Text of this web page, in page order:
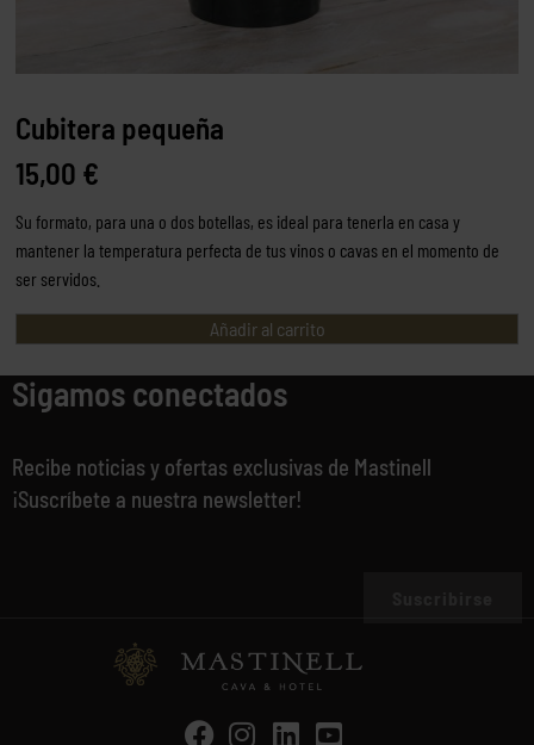
Cubitera pequeña
15,00 €
Su formato, para una o dos botellas, es ideal para tenerla en casa y
mantener la temperatura perfecta de tus vinos o cavas en el momento de
ser servidos.
Añadir al carrito
Sigamos conectados
Recibe noticias y ofertas exclusivas de Mastinell
¡Suscríbete a nuestra newsletter!